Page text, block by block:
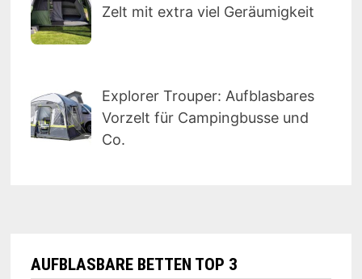
Zelt mit extra viel Geräumigkeit
Explorer Trouper: Aufblasbares
Vorzelt für Campingbusse und
Co.
AUFBLASBARE BETTEN TOP 3